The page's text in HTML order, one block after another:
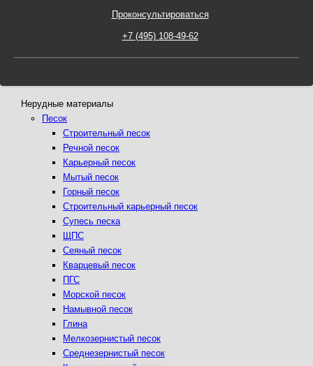
Проконсультироваться
Нерудные материалы
Песок
Строительный песок
Речной песок
Карьерный песок
Мытый песок
Горный песок
Строительный карьерный песок
Супесь песка
ЩПС
Сеяный песок
Кварцевый песок
ПГС
Морской песок
Намывной песок
Глина
Мелкозернистый песок
Среднезернистый песок